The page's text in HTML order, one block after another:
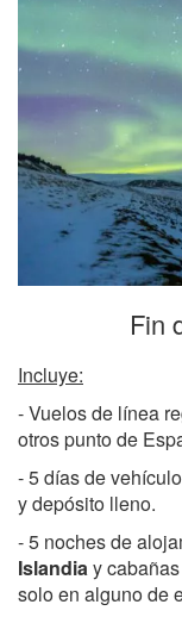
Fin
Incluye:
- Vuelos de línea
otros punto de
- 5 días de
y depósito lleno.
- 5 noches de
Islandiay
solo en alguno de